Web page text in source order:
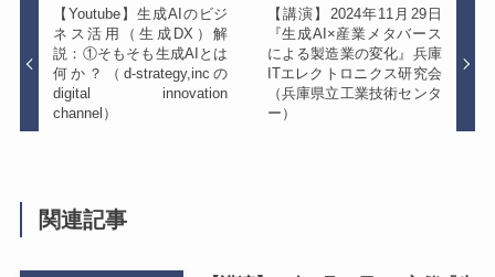
【Youtube】生成AIのビジ
ネス活用（生成DX）解
説：①そもそも生成AIとは
何か？（d-strategy,incの
digital innovation
channel）
【講演】2024年11月29日
『生成AI×産業メタバース
による製造業の変化』兵庫
ITエレクトロニクス研究会
（兵庫県立工業技術センタ
ー）
関連記事